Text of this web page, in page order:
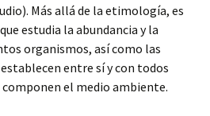
Más allá de la etimología, es
estudia la abundancia y la
organismos, así como las
entre sí y con todos
el medio ambiente.